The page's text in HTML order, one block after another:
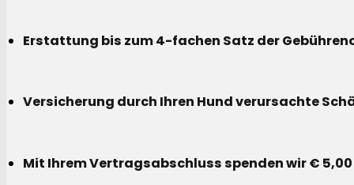
Erstattung bis zum 4-fachen Satz der
Versicherung durch Ihren Hund verursachte
Mit Ihrem Vertragsabschluss spenden wir €